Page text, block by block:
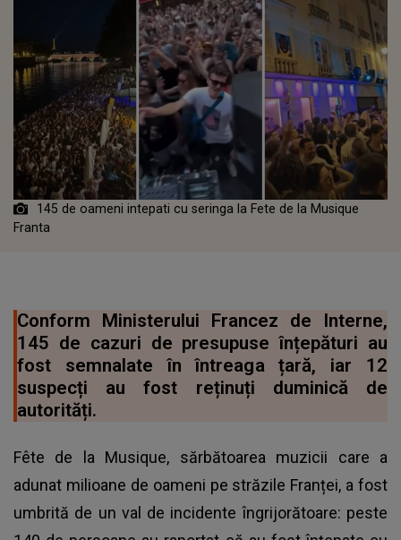
145 de oameni intepati cu seringa la Fete de la Musique
Franta
Conform Ministerului Francez de Interne,
145 de cazuri de presupuse înțepături au
fost semnalate în întreaga țară, iar 12
suspecți au fost reținuți duminică de
autorități.
Fête de la Musique, sărbătoarea muzicii care a
adunat milioane de oameni pe străzile Franței, a fost
umbrită de un val de incidente îngrijorătoare: peste